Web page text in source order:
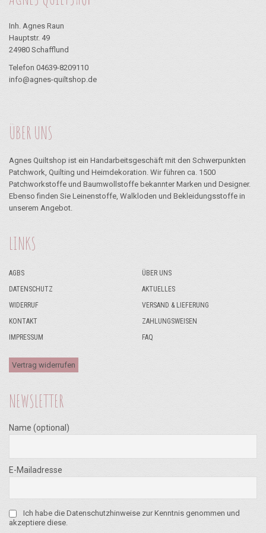
Inh. Agnes Raun
Hauptstr. 49
24980 Schafflund
Telefon 04639-8209110
info@agnes-quiltshop.de
ÜBER UNS
Agnes Quiltshop ist ein Handarbeitsgeschäft mit den Schwerpunkten
Patchwork, Quilting und Heimdekoration. Wir führen ca. 1500
Patchworkstoffe und Baumwollstoffe bekannter Marken und Designer.
Ebenso finden Sie Leinenstoffe, Walkloden und Bekleidungsstoffe in
unserem Angebot.
LINKS
AGBS
DATENSCHUTZ
WIDERRUF
KONTAKT
IMPRESSUM
ÜBER UNS
AKTUELLES
VERSAND & LIEFERUNG
ZAHLUNGSWEISEN
FAQ
Vertrag widerrufen
NEWSLETTER
Name (optional)
E-Mailadresse
Ich habe die Datenschutzhinweise zur Kenntnis genommen und
akzeptiere diese.